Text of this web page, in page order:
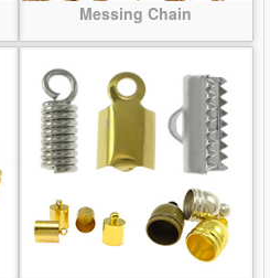
Messing Chain